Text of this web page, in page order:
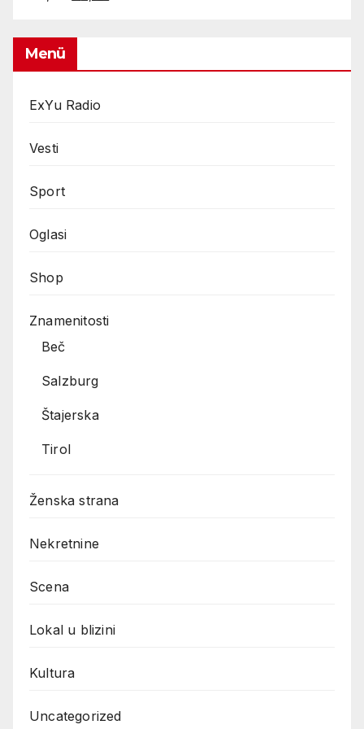
Menü
ExYu Radio
Vesti
Sport
Oglasi
Shop
Znamenitosti
Beč
Salzburg
Štajerska
Tirol
Ženska strana
Nekretnine
Scena
Lokal u blizini
Kultura
Uncategorized